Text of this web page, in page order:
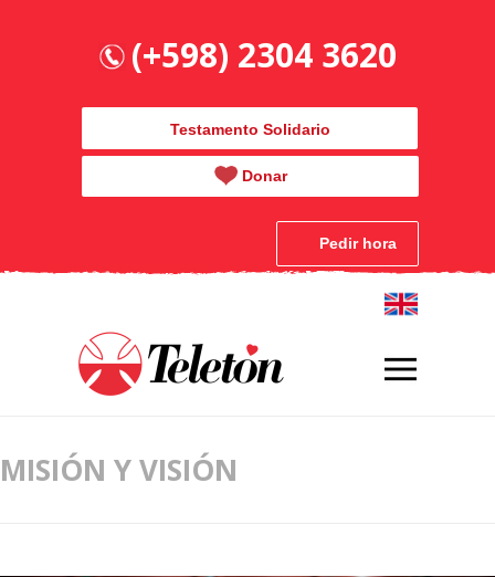
(+598) 2304 3620
Testamento Solidario
Donar
Pedir hora
MISIÓN Y VISIÓN